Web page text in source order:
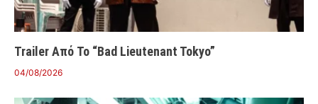
Trailer Από Το “Bad Lieutenant Tokyo”
04/08/2026